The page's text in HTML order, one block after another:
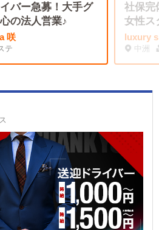
バー急募！大手グ
の法人営業♪
咲
テ
社保完
女性ス
luxury
中洲